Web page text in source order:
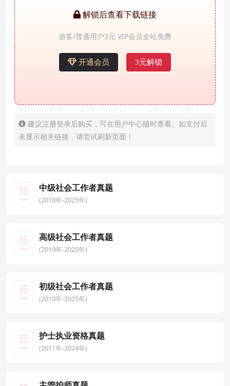
解锁后查看下载链接
游客/普通用户3元 VIP会员全站免费
开通会员 3元解锁
建议注册登录后购买，可在用户中心随时查看。如支付后
未显示相关链接，请尝试刷新页面！
中级社会工作者真题
(2010年-2025年)
高级社会工作者真题
(2019年-2025年)
初级社会工作者真题
(2010年-2025年)
护士执业资格真题
(2011年-2024年)